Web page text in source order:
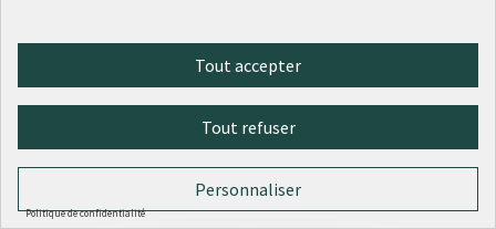
Tygre - DromapotTout accepter
Tout refuser
Personnaliser
Politique de confidentialité